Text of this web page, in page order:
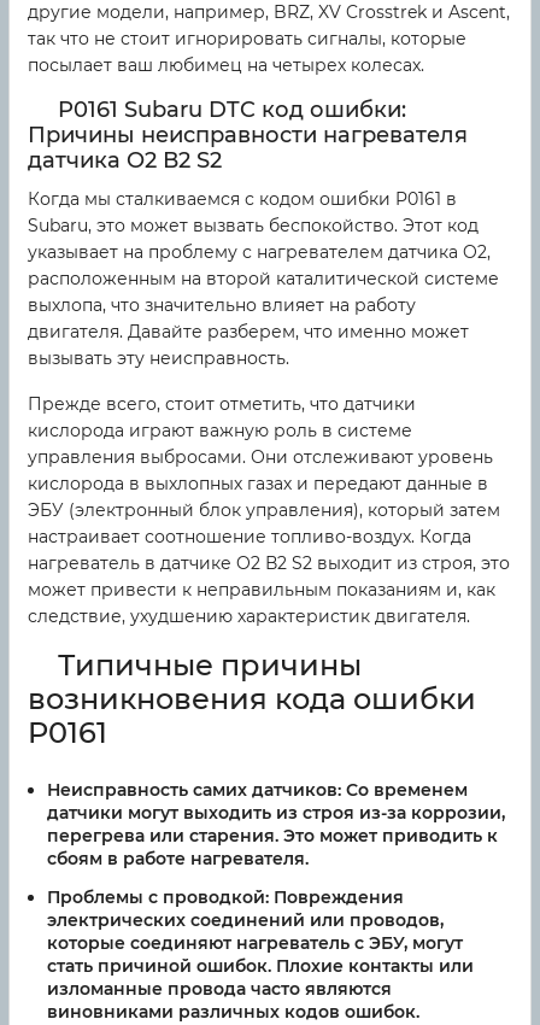
другие модели, например, BRZ, XV Crosstrek и Ascent,
так что не стоит игнорировать сигналы, которые
посылает ваш любимец на четырех колесах.
P0161 Subaru DTC код ошибки:
Причины неисправности нагревателя
датчика O2 В2 S2
Когда мы сталкиваемся с кодом ошибки P0161 в
Subaru, это может вызвать беспокойство. Этот код
указывает на проблему с нагревателем датчика O2,
расположенным на второй каталитической системе
выхлопа, что значительно влияет на работу
двигателя. Давайте разберем, что именно может
вызывать эту неисправность.
Прежде всего, стоит отметить, что датчики
кислорода играют важную роль в системе
управления выбросами. Они отслеживают уровень
кислорода в выхлопных газах и передают данные в
ЭБУ (электронный блок управления), который затем
настраивает соотношение топливо-воздух. Когда
нагреватель в датчике O2 В2 S2 выходит из строя, это
может привести к неправильным показаниям и, как
следствие, ухудшению характеристик двигателя.
Типичные причины
возникновения кода ошибки
P0161
Неисправность самих датчиков: Со временем
датчики могут выходить из строя из-за коррозии,
перегрева или старения. Это может приводить к
сбоям в работе нагревателя.
Проблемы с проводкой: Повреждения
электрических соединений или проводов,
которые соединяют нагреватель с ЭБУ, могут
стать причиной ошибок. Плохие контакты или
изломанные провода часто являются
виновниками различных кодов ошибок.